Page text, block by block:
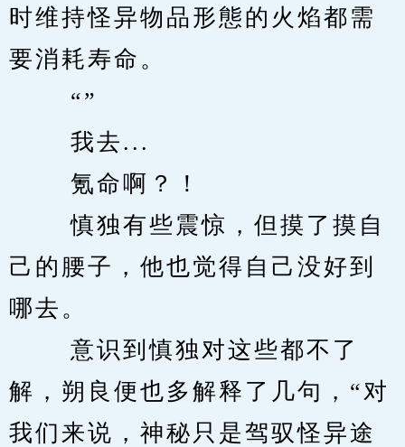
时维持怪异物品形態的火焰都需
要消耗寿命。
“”
我去...
氪命啊？！
慎独有些震惊，但摸了摸自
己的腰子，他也觉得自己没好到
哪去。
意识到慎独对这些都不了
解，朔良便也多解释了几句，“对
我们来说，神秘只是驾驭怪异途